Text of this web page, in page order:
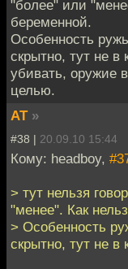
"более" или
беременной.
Особенность
скрытно, тут не в
убивать, оружие
целью.
AT »
#38 | 20.09.10 15:44
Кому: headboy,
> тут нельзя
"менее". Как
> Особенность
скрытно, тут не в